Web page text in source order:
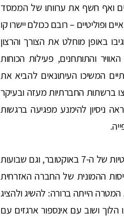
ואף חשף את ערוותו של הממסד
ופוליטיים – רובם ככולם יישרו קו
באופן מוחלט את הצורך והרצון
והתותחנים, פעילות הכוחות
המשיכו העיתונאים להביא את
ברשתות החברתיות מעזה ובעיקר
ניסיון להימנע מפגיעה ברגשות
התקשורת הייתה הראשונה ששירתה את הציבור בשעות הקריטיות של ה-7 באוקטובר, וגם שבועות
ההמונית של החברה האזרחית
הייתה ברורה: להשיג ולהציג
ושוב עם אינספור ארגזים עם